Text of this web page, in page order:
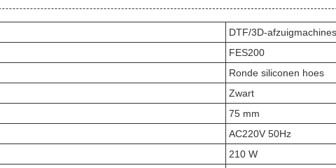
DTF/3D-afzuigmachines
FES200
Ronde siliconen hoes
Zwart
75 mm
AC220V 50Hz
210 W